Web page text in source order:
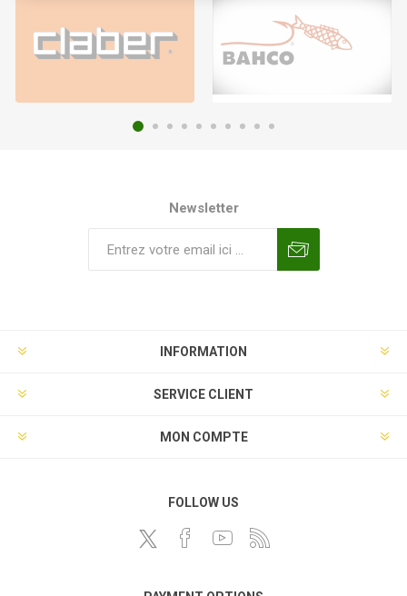
Newsletter
INFORMATION
SERVICE CLIENT
MON COMPTE
FOLLOW US